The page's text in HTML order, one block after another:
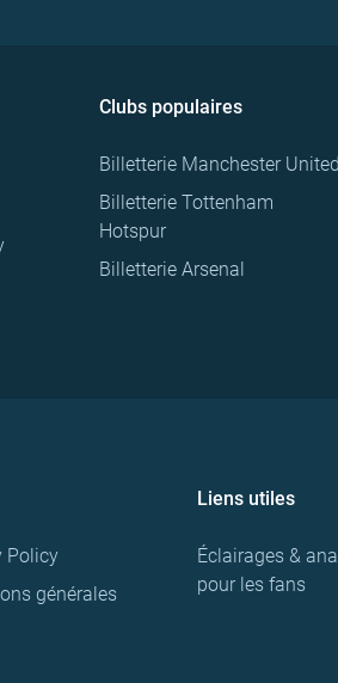
Clubs populaires
Billetterie Manchester
Billetterie Tottenham
Hotspur
Billetterie Arsenal
Policy
générales
Liens utiles
Éclairages &
pour les fans